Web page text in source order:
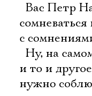
 Вас Петр
с
 Ну, на
и то и
нужно